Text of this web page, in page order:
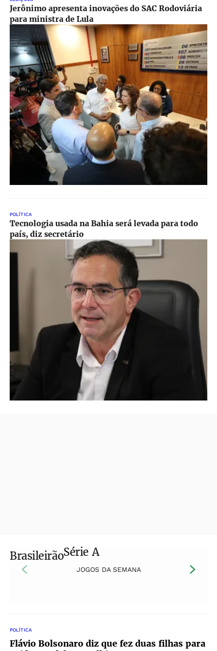
Jerônimo apresenta inovações do SAC Rodoviária
para ministra de Lula
POLÍTICA
Tecnologia usada na Bahia será levada para todo
país, diz secretário
BrasileirãoSérie A
JOGOS DA SEMANA
POLÍTICA
Flávio Bolsonaro diz que fez duas filhas para